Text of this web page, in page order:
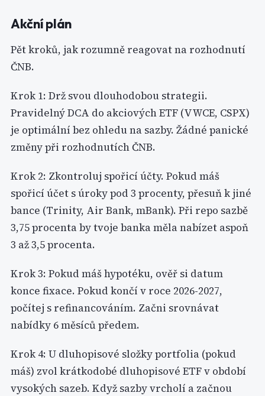
Akční plán
Pět kroků, jak rozumně reagovat na rozhodnutí
ČNB.
Krok 1: Drž svou dlouhodobou strategii.
Pravidelný DCA do akciových ETF (VWCE, CSPX)
je optimální bez ohledu na sazby. Žádné panické
změny při rozhodnutích ČNB.
Krok 2: Zkontroluj spořicí účty. Pokud máš
spořicí účet s úroky pod 3 procenty, přesuň k jiné
bance (Trinity, Air Bank, mBank). Při repo sazbě
3,75 procenta by tvoje banka měla nabízet aspoň
3 až 3,5 procenta.
Krok 3: Pokud máš hypotéku, ověř si datum
konce fixace. Pokud končí v roce 2026-2027,
počítej s refinancováním. Začni srovnávat
nabídky 6 měsíců předem.
Krok 4: U dluhopisové složky portfolia (pokud
máš) zvol krátkodobé dluhopisové ETF v období
vysokých sazeb. Když sazby vrcholí a začnou